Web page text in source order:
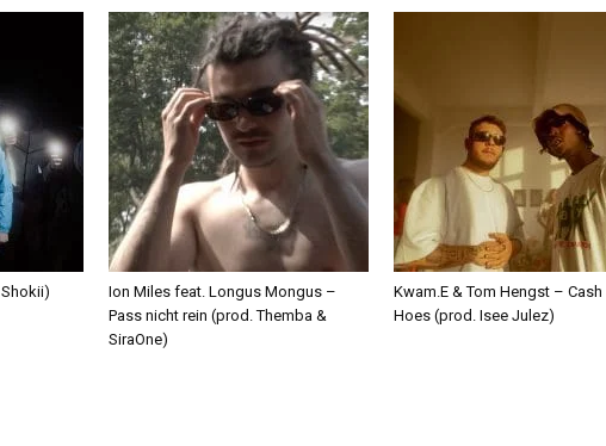
Ion Miles feat. Longus Mongus –
Pass nicht rein (prod. Themba &
SiraOne)
Kwam.E & Tom Hengst – Cash
Hoes (prod. Isee Julez)